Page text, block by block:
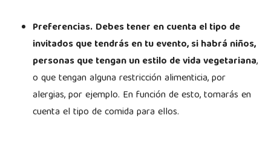
Preferencias. Debes tener en cuenta el tipo de
invitados que tendrás en tu evento, si habrá niños,
personas que tengan un estilo de vida vegetariana,
o que tengan alguna restricción alimenticia, por
alergias, por ejemplo. En función de esto, tomarás en
cuenta el tipo de comida para ellos.